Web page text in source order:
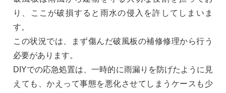
り、ここが破損すると雨水の侵入を許してしまいま
す。
この状況では、まず傷んだ破風板の補修修理から行う
必要があります。
DIYでの応急処置は、一時的に雨漏りを防げたように見
えても、かえって事態を悪化させてしまうケースも少